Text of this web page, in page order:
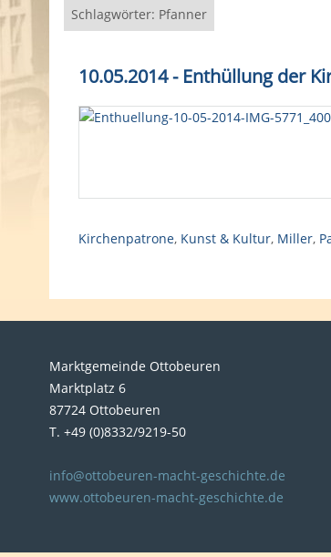
p
e
Schlagwörter: Pfanner
10.05.2014 - Enthüllung der
Kirchenpatrone, Kunst & Kultur, Miller,
Marktgemeinde Ottobeuren
Marktplatz 6
87724 Ottobeuren
T. +49 (0)8332/9219-50
info@ottobeuren-macht-geschichte.de
www.ottobeuren-macht-geschichte.de